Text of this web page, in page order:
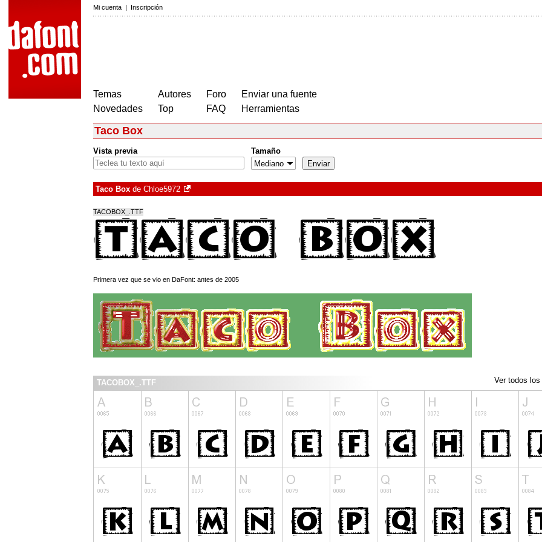
Mi cuenta | Inscripción
Temas
Novedades
Autores
Top
Foro
FAQ
Enviar una fuente
Herramientas
Taco Box
Vista previa Tamaño
Taco Box de Chloe5972
TACOBOX_.TTF
Primera vez que se vio en DaFont: antes de 2005
Ver todos
TACOBOX_.TTF